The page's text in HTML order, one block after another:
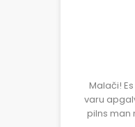
Malači!
varu
pilns man